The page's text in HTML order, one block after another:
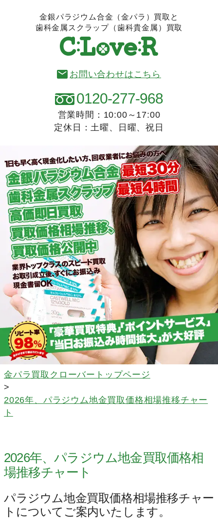
金銀パラジウム合金（金パラ）買取と
歯科金属スクラップ（歯科貴金属）買取
お問い合わせはこちら
0120-277-968
営業時間：10:00～17:00
定休日：土曜、日曜、祝日
金パラ買取クローバートップページ
>
2026年、パラジウム地金買取価格相場推移チャー
ト
2026年、パラジウム地金買取価格相
場推移チャート
パラジウム地金買取価格相場推移チャー
トについてご案内いたします。